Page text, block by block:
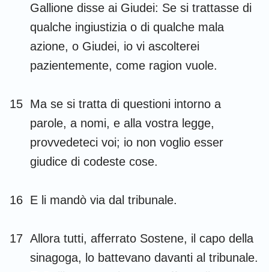
Gallione disse ai Giudei: Se si trattasse di
qualche ingiustizia o di qualche mala
azione, o Giudei, io vi ascolterei
pazientemente, come ragion vuole.
15 Ma se si tratta di questioni intorno a
parole, a nomi, e alla vostra legge,
provvedeteci voi; io non voglio esser
giudice di codeste cose.
16 E li mandò via dal tribunale.
17 Allora tutti, afferrato Sostene, il capo della
sinagoga, lo battevano davanti al tribunale.